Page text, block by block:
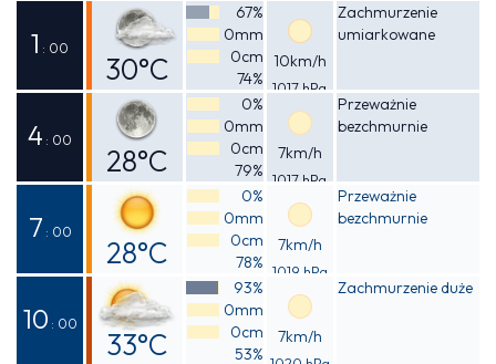
1 : 00
30°C
Odczuwalna
34°C
67%
0mm
0cm
74%
10km/h
1017 hPa
Zachmurzenie
umiarkowane
4 : 00
28°C
Odczuwalna
32°C
0%
0mm
0cm
79%
7km/h
1017 hPa
Przeważnie
bezchmurnie
7 : 00
28°C
Odczuwalna
30°C
0%
0mm
0cm
78%
7km/h
1019 hPa
Przeważnie
bezchmurnie
10 : 00
33°C
93%
0mm
0cm
53%
7km/h
Zachmurzenie duże